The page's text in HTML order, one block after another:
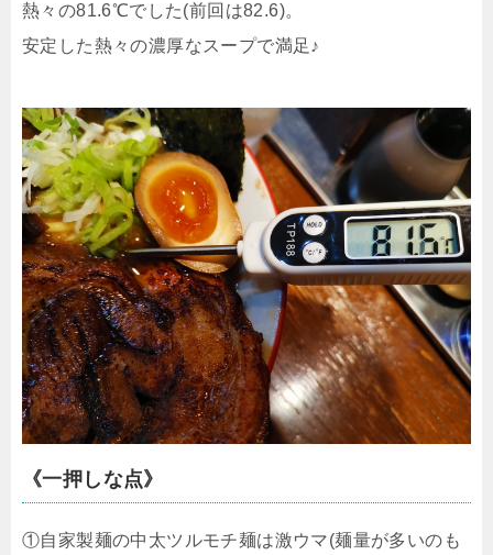
熱々の81.6℃でした(前回は82.6)。
安定した熱々の濃厚なスープで満足♪
《一押しな点》
①自家製麺の中太ツルモチ麺は激ウマ(麺量が多いのも